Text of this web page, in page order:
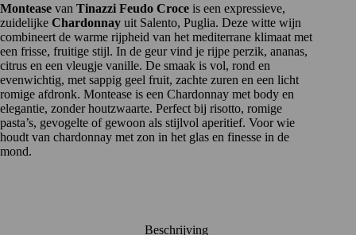
Montease van Tinazzi Feudo Croce is een expressieve,
zuidelijke Chardonnay uit Salento, Puglia. Deze witte wijn
combineert de warme rijpheid van het mediterrane klimaat met
een frisse, fruitige stijl. In de geur vind je rijpe perzik, ananas,
citrus en een vleugje vanille. De smaak is vol, rond en
evenwichtig, met sappig geel fruit, zachte zuren en een licht
romige afdronk. Montease is een Chardonnay met body en
elegantie, zonder houtzwaarte. Perfect bij risotto, romige
pasta’s, gevogelte of gewoon als stijlvol aperitief. Voor wie
houdt van chardonnay met zon in het glas en finesse in de
mond.
Beschrijving